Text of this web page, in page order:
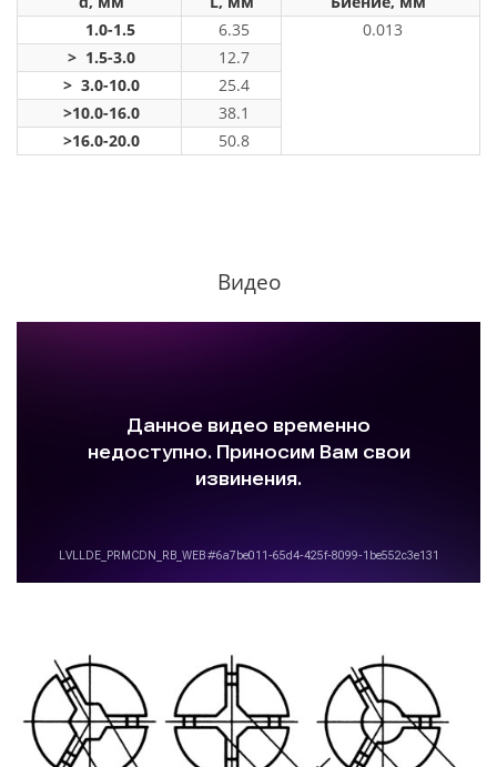
1.0-1.5
6.35
0.013
> 1.5-3.0
12.7
> 3.0-10.0
25.4
>10.0-16.0
38.1
>16.0-20.0
50.8
Видео